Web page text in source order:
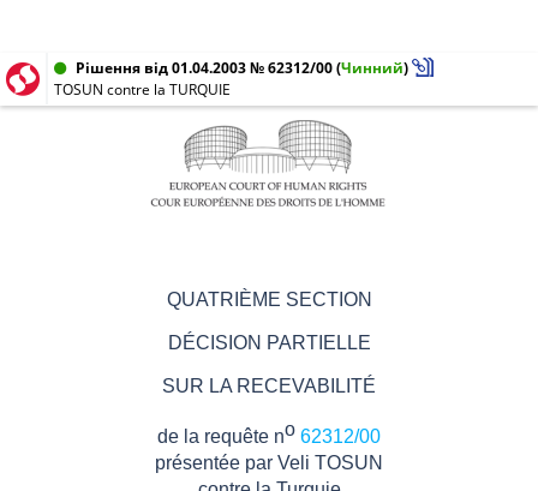
Рішення від 01.04.2003 № 62312/00(Чинний)
TOSUN contre la TURQUIE
QUATRIÈME SECTION
DÉCISION PARTIELLE
SUR LA RECEVABILITÉ
de la requête no 62312/00
présentée par Veli TOSUN